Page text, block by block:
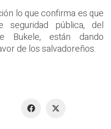
lo que confirma es que
seguridad pública, del
Bukele, están dando
de los salvadoreños.